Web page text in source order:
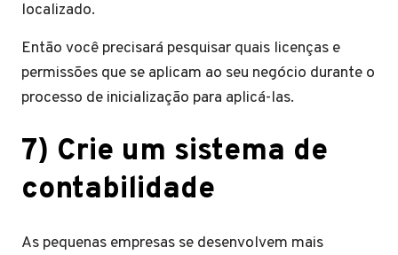
localizado.
Então você precisará pesquisar quais licenças e
permissões que se aplicam ao seu negócio durante o
processo de inicialização para aplicá-las.
7) Crie um sistema de
contabilidade
As pequenas empresas se desenvolvem mais